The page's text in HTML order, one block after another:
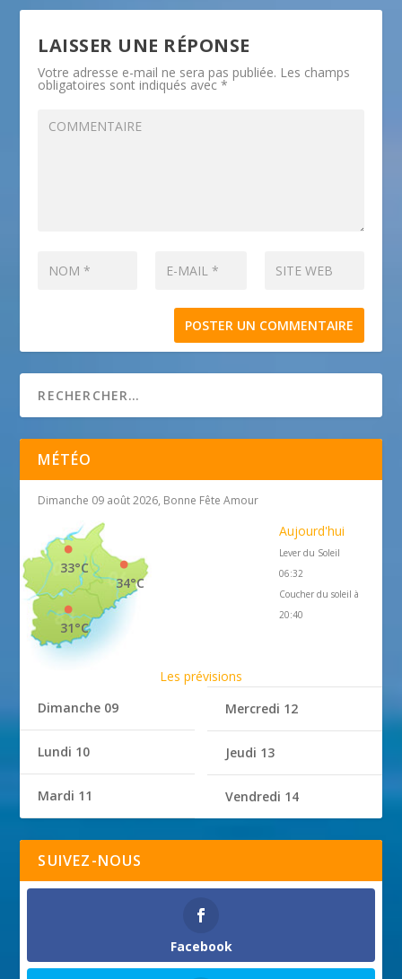
LAISSER UNE RÉPONSE
Votre adresse e-mail ne sera pas publiée. Les champs
obligatoires sont indiqués avec*
MÉTÉO
Dimanche 09 août 2026, Bonne Fête Amour
34°C
33°C
31°C
Aujourd'hui
Lever du Soleil
06:32
Coucher du soleil à
20:40
Les prévisions
Dimanche 09
Lundi 10
Mardi 11
Mercredi 12
Jeudi 13
Vendredi 14
SUIVEZ-NOUS
Facebook